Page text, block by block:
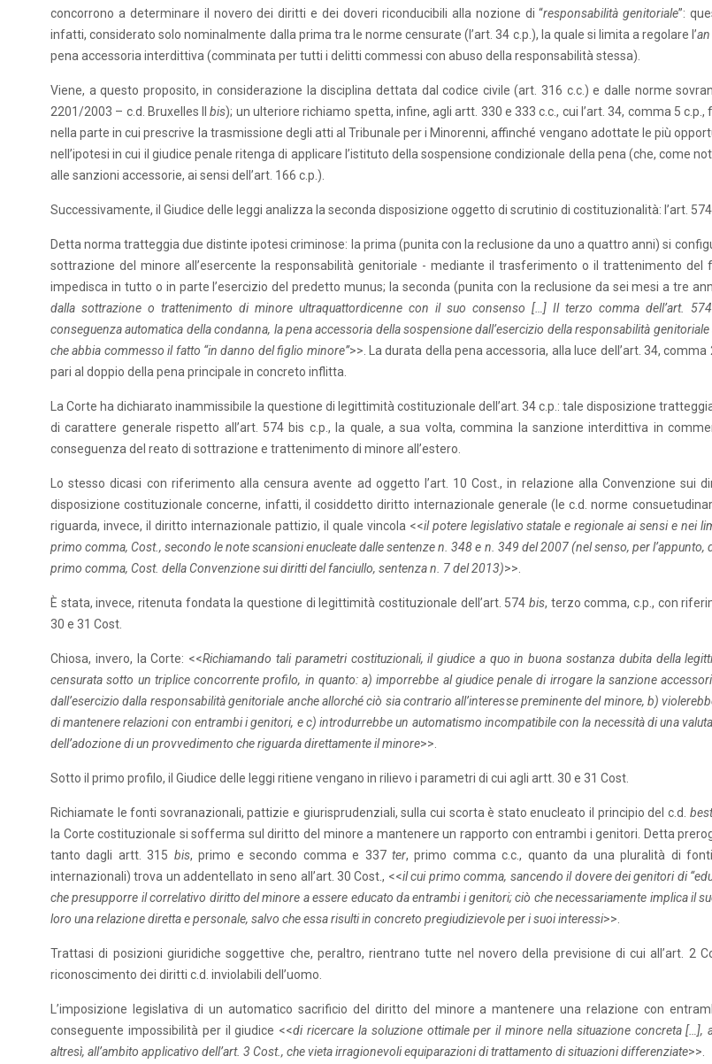
concorrono a determinare il novero dei diritti e dei doveri riconducibili alla nozione di “responsabilità genitoriale”:
infatti, considerato solo nominalmente dalla prima tra le norme censurate (l’art. 34 c.p.), la quale si limita a regolare l’an
pena accessoria interdittiva (comminata per tutti i delitti commessi con abuso della responsabilità stessa).
Viene, a questo proposito, in considerazione la disciplina dettata dal codice civile (art. 316 c.c.) e dalle norme
2201/2003 – c.d. Bruxelles IIbis); un ulteriore richiamo spetta, infine, agli artt. 330 e 333 c.c., cui l’art. 34, comma 5
nella parte in cui prescrive la trasmissione degli atti al Tribunale per i Minorenni, affinché vengano adottate le più
nell’ipotesi in cui il giudice penale ritenga di applicare l’istituto della sospensione condizionale della pena (che, come
alle sanzioni accessorie, ai sensi dell’art. 166 c.p.).
Successivamente, il Giudice delle leggi analizza la seconda disposizione oggetto di scrutinio di costituzionalità: l’art. 574
Detta norma tratteggia due distinte ipotesi criminose: la prima (punita con la reclusione da uno a quattro anni) si
sottrazione del minore all’esercente la responsabilità genitoriale - mediante il trasferimento o il trattenimento del
impedisca in tutto o in parte l’esercizio del predetto munus; la seconda (punita con la reclusione da sei mesi a tre
dalla sottrazione o trattenimento di minore ultraquattordicenne con il suo consenso […] Il terzo comma dell’art.
conseguenza automatica della condanna, la pena accessoria della sospensione dall’esercizio della responsabilità
che abbia commesso il fatto “in danno del figlio minore”>>. La durata della pena accessoria, alla luce dell’art. 34, comma
pari al doppio della pena principale in concreto inflitta.
La Corte ha dichiarato inammissibile la questione di legittimità costituzionale dell’art. 34 c.p.: tale disposizione
di carattere generale rispetto all’art. 574 bis c.p., la quale, a sua volta, commina la sanzione interdittiva in
conseguenza del reato di sottrazione e trattenimento di minore all’estero.
Lo stesso dicasi con riferimento alla censura avente ad oggetto l’art. 10 Cost., in relazione alla Convenzione sui
disposizione costituzionale concerne, infatti, il cosiddetto diritto internazionale generale (le c.d. norme
riguarda, invece, il diritto internazionale pattizio, il quale vincola <<il potere legislativo statale e regionale ai sensi e nei
primo comma, Cost., secondo le note scansioni enucleate dalle sentenze n. 348 e n. 349 del 2007 (nel senso, per l’appunto,
primo comma, Cost. della Convenzione sui diritti del fanciullo, sentenza n. 7 del 2013)>>.
È stata, invece, ritenuta fondata la questione di legittimità costituzionale dell’art. 574 bis, terzo comma, c.p., con
30 e 31 Cost.
Chiosa, invero, la Corte: <<Richiamando tali parametri costituzionali, il giudice a quo in buona sostanza dubita della
censurata sotto un triplice concorrente profilo, in quanto: a) imporrebbe al giudice penale di irrogare la sanzione
dall’esercizio dalla responsabilità genitoriale anche allorché ciò sia contrario all’interesse preminente del minore, b)
di mantenere relazioni con entrambi i genitori, e c) introdurrebbe un automatismo incompatibile con la necessità di una
dell’adozione di un provvedimento che riguarda direttamente il minore>>.
Sotto il primo profilo, il Giudice delle leggi ritiene vengano in rilievo i parametri di cui agli artt. 30 e 31 Cost.
Richiamate le fonti sovranazionali, pattizie e giurisprudenziali, sulla cui scorta è stato enucleato il principio del c.d.
la Corte costituzionale si sofferma sul diritto del minore a mantenere un rapporto con entrambi i genitori. Detta
tanto dagli artt. 315 bis, primo e secondo comma e 337ter, primo comma c.c., quanto da una pluralità di
internazionali) trova un addentellato in seno all’art. 30 Cost., <<il cui primo comma, sancendo il dovere dei genitori di
che presupporre il correlativo diritto del minore a essere educato da entrambi i genitori; ciò che necessariamente implica il
loro una relazione diretta e personale, salvo che essa risulti in concreto pregiudizievole per i suoi interessi>>.
Trattasi di posizioni giuridiche soggettive che, peraltro, rientrano tutte nel novero della previsione di cui all’art. 2
riconoscimento dei diritti c.d. inviolabili dell’uomo.
L’imposizione legislativa di un automatico sacrificio del diritto del minore a mantenere una relazione con
conseguente impossibilità per il giudice <<di ricercare la soluzione ottimale per il minore nella situazione concreta […],
altresì, all’ambito applicativo dell’art. 3 Cost., che vieta irragionevoli equiparazioni di trattamento di situazioni differenziate>>.